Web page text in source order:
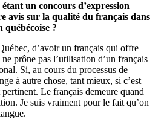
un concours d’expression
avis sur la qualité du français dans
québécoise ?
d’avoir un français qui offre
prône pas l’utilisation d’un français
Si, au cours du processus de
à autre chose, tant mieux, si c’est
Le français demeure quand
Je suis vraiment pour le fait qu’on